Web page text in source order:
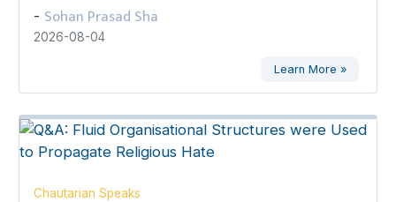
- Sohan Prasad Sha
2026-08-04
Learn More »
Chautarian Speaks